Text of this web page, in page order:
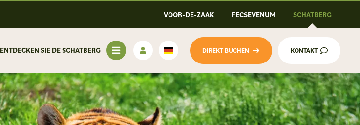
VOOR-DE-ZAAK FECSEVENUM SCHATBERG
ENTDECKEN SIE DE SCHATBERG
Deutsch
DIREKT BUCHEN KONTAKT